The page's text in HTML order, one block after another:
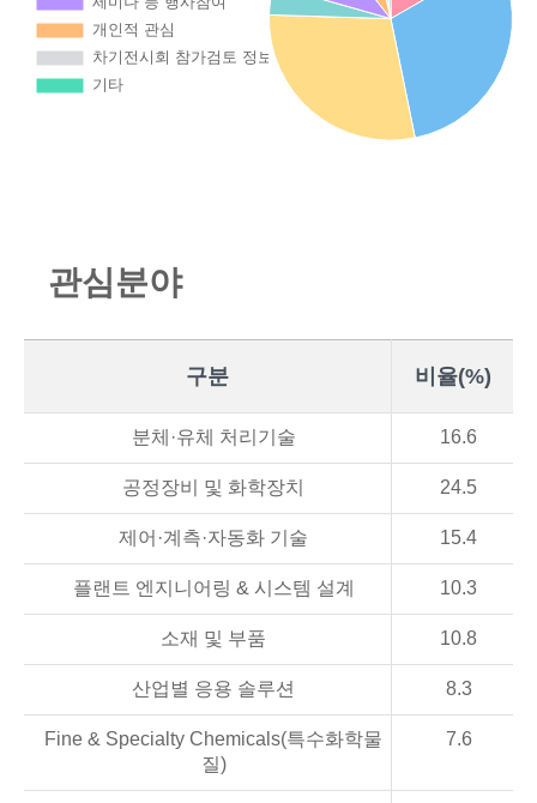
관심분야
구분 비율(%)
분체·유체 처리기술 16.6
공정장비 및 화학장치 24.5
제어·계측·자동화 기술 15.4
플랜트 엔지니어링 & 시스템 설계 10.3
소재 및 부품 10.8
산업별 응용 솔루션 8.3
Fine & Specialty Chemicals(특수화학물
질)
7.6